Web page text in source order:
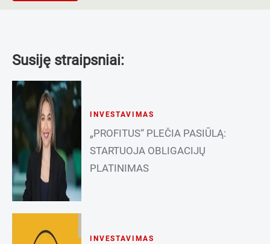
Susiję straipsniai:
INVESTAVIMAS
„PROFITUS“ PLEČIA PASIŪLĄ:
STARTUOJA OBLIGACIJŲ
PLATINIMAS
INVESTAVIMAS